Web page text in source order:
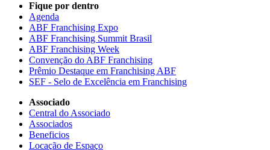
Fique por dentro
Agenda
ABF Franchising Expo
ABF Franchising Summit Brasil
ABF Franchising Week
Convenção do ABF Franchising
Prêmio Destaque em Franchising ABF
SEF - Selo de Excelência em Franchising
Associado
Central do Associado
Associados
Beneficios
Locação de Espaço